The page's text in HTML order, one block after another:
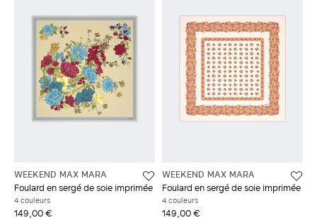
WEEKEND MAX MARA
Foulard en sergé de soie imprimée
4 couleurs
149,00 €
WEEKEND MAX MARA
Foulard en sergé de soie imprimée
4 couleurs
149,00 €